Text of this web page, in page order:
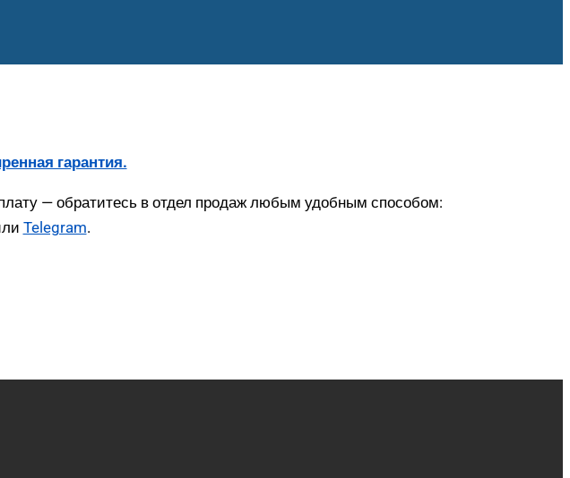
гарантия.
— обратитесь в отдел продаж любым удобным способом:
Telegram.